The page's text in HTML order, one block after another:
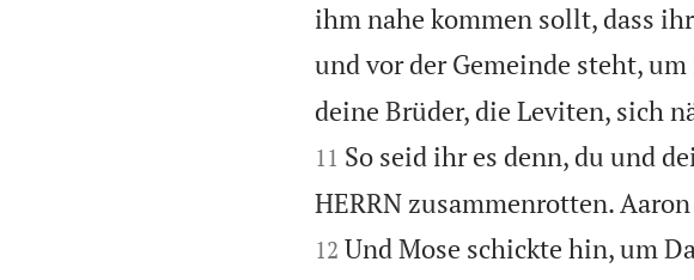
ihm nahe kommen sollt, dass
und vor der Gemeinde steht,
deine Brüder, die Leviten, sich
11 So seid ihr es denn, du und
HERRN zusammenrotten.
12 Und Mose schickte hin, um